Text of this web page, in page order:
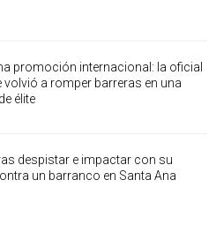
promoción internacional: la oficial
volvió a romper barreras en una
élite
despistar e impactar con su
un barranco en Santa Ana